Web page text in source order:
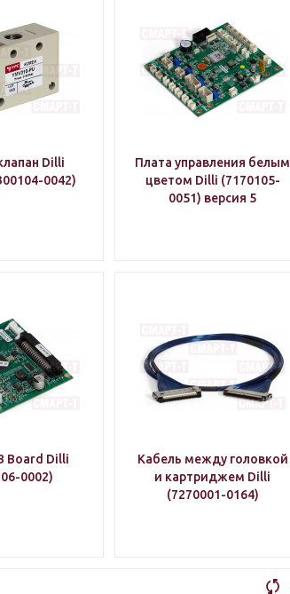
Dilli
0042)
Плата управления белым
цветом Dilli (7170105-
0051) версия 5
Board Dilli
0002)
Кабель между головкой
и картриджем Dilli
(7270001-0164)